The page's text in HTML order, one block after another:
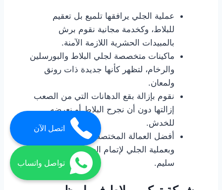
عملية الجلي يرافقها تلميع بل تعقيم
للبلاط، وكخدمة مجانية نقوم برش
بالمبيدات الحشرية اللازمة الآمنة.
ماكينات متخصصة لجلي البلاط والبورسلين
والرخام، لتظهر كأنها جديدة ذات رونق
ولمعان.
نقوم بإزالة بقع الدهانات التي من الصعب
إزالتها دون أن نجرح البلاط أو نعرضه
للخدش.
أفضل العمالة المختصة في التنظيف
وبعملية الجلي لإتمام العمل على نحو
سليم.
اتصل الآن
تواصل واتساب